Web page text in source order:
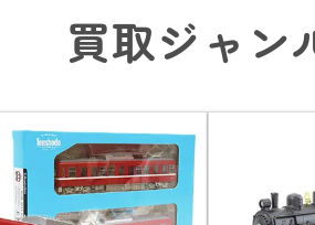
買取ジャン